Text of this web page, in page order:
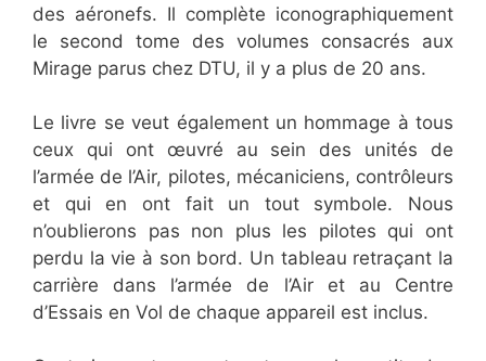
des aéronefs. Il complète iconographiquement
le second tome des volumes consacrés aux
Mirage parus chez DTU, il y a plus de 20 ans.
Le livre se veut également un hommage à tous
ceux qui ont œuvré au sein des unités de
l’armée de l’Air, pilotes, mécaniciens, contrôleurs
et qui en ont fait un tout symbole. Nous
n’oublierons pas non plus les pilotes qui ont
perdu la vie à son bord. Un tableau retraçant la
carrière dans l’armée de l’Air et au Centre
d’Essais en Vol de chaque appareil est inclus.